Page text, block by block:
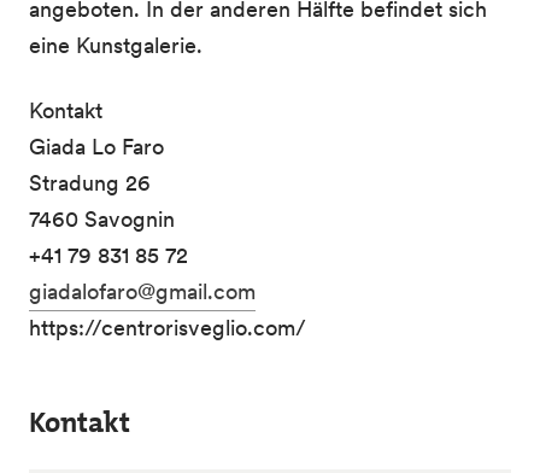
angeboten. In der anderen Hälfte befindet sich
eine Kunstgalerie.
Kontakt
Giada Lo Faro
Stradung 26
7460 Savognin
+41 79 831 85 72
giadalofaro@gmail.com
https://centrorisveglio.com/
Kontakt